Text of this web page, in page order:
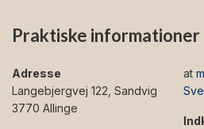
Praktiske informationer
Adresse
Langebjergvej 122, Sandvig
3770 Allinge
at